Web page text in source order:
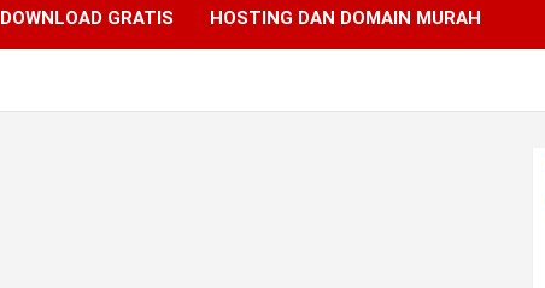
DOWNLOAD GRATIS HOSTING DAN DOMAIN MURAH